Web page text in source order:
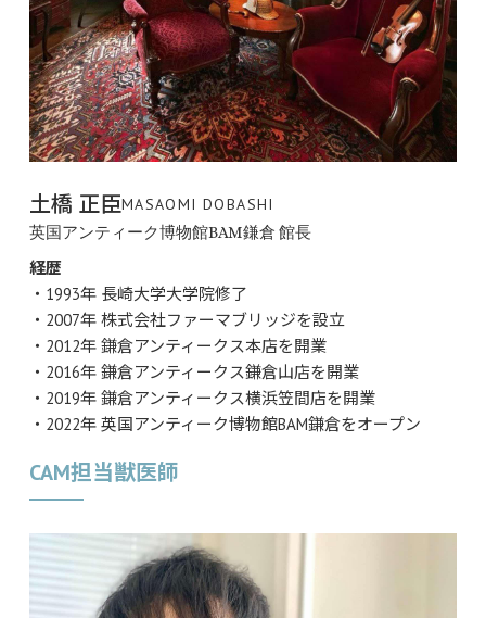
土橋 正臣MASAOMI DOBASHI
英国アンティーク博物館BAM鎌倉 館長
経歴
・1993年 長崎大学大学院修了
・2007年 株式会社ファーマブリッジを設立
・2012年 鎌倉アンティークス本店を開業
・2016年 鎌倉アンティークス鎌倉山店を開業
・2019年 鎌倉アンティークス横浜笠間店を開業
・2022年 英国アンティーク博物館BAM鎌倉をオープン
CAM担当獣医師